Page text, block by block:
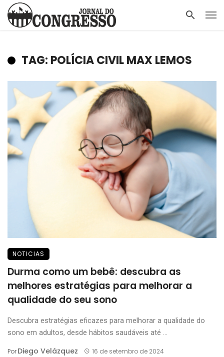
TAG: POLÍCIA CIVIL MAX LEMOS
NOTICIAS
Durma como um bebê: descubra as
melhores estratégias para melhorar a
qualidade do seu sono
Descubra estratégias eficazes para melhorar a qualidade do
sono em adultos, desde hábitos saudáveis até ...
PorDiego Velázquez 16 de setembro de 2024